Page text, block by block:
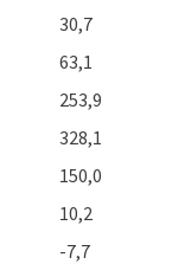
30,7
63,1
253,9
328,1
150,0
10,2
-7,7